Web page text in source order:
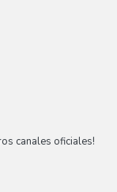
canales oficiales!